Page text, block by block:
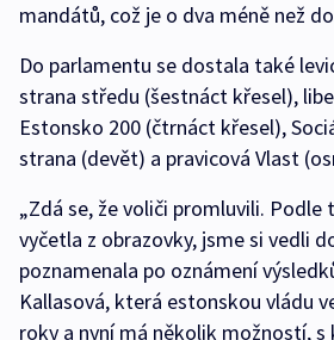
mandátů, což je o dva méně než
Do parlamentu se dostala také
strana středu (šestnáct křesel),
Estonsko 200 (čtrnáct křesel),
strana (devět) a pravicová Vlast
„Zdá se, že voliči promluvili. Podle
vyčetla z obrazovky, jsme si vedli
poznamenala po oznámení
Kallasová, která estonskou vládu
roky a nyní má několik možností,